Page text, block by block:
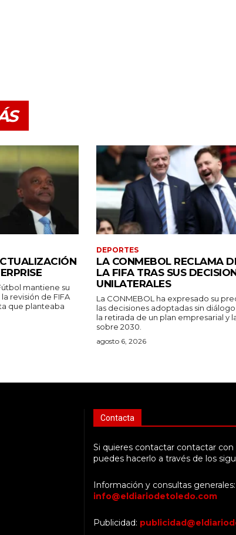
mantiene su
revisión de FIFA
que planteaba
DEPORTES
LA CONMEBOL RECLAMA
LA FIFA TRAS SUS
UNILATERALES
La CONMEBOL ha expresado su
las decisiones adoptadas sin diálogo
la retirada de un plan empresarial y
sobre 2030.
agosto 6, 2026
Contacta
Si quieres contactar contactar
puedes hacerlo a través de los
Información y consultas generales:
info@eldiariodetoledo.com
Publicidad: